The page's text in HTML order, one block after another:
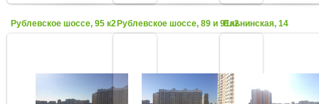
Рублевское шоссе, 95 к2
11 Октября 2017
Рублевское шоссе, 89 и 91к2
11 Октября 2017
Ельнинская, 14
11 Октября